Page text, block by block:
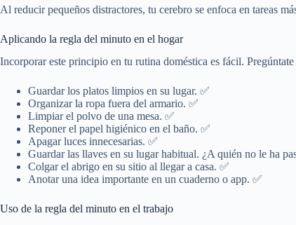
Al reducir pequeños distractores, tu cerebro se enfoca en tareas
Aplicando la regla del minuto en el hogar
Incorporar este principio en tu rutina doméstica es fácil.
Guardar los platos limpios en su lugar. ✅
Organizar la ropa fuera del armario. ✅
Limpiar el polvo de una mesa. ✅
Reponer el papel higiénico en el baño. ✅
Apagar luces innecesarias. ✅
Guardar las llaves en su lugar habitual. ¿A quién no le ha
Colgar el abrigo en su sitio al llegar a casa. ✅
Anotar una idea importante en un cuaderno o app. ✅
Uso de la regla del minuto en el trabajo